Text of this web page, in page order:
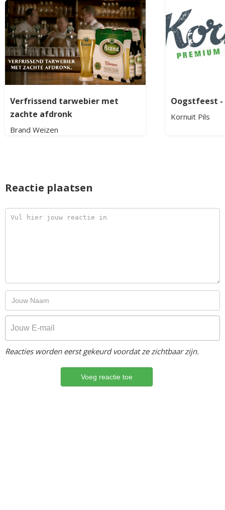
Verfrissend tarwebier met
zachte afdronk
Brand Weizen
Oogstfeest -
Kornuit Pils
Reactie plaatsen
Reacties worden eerst gekeurd voordat ze zichtbaar zijn.